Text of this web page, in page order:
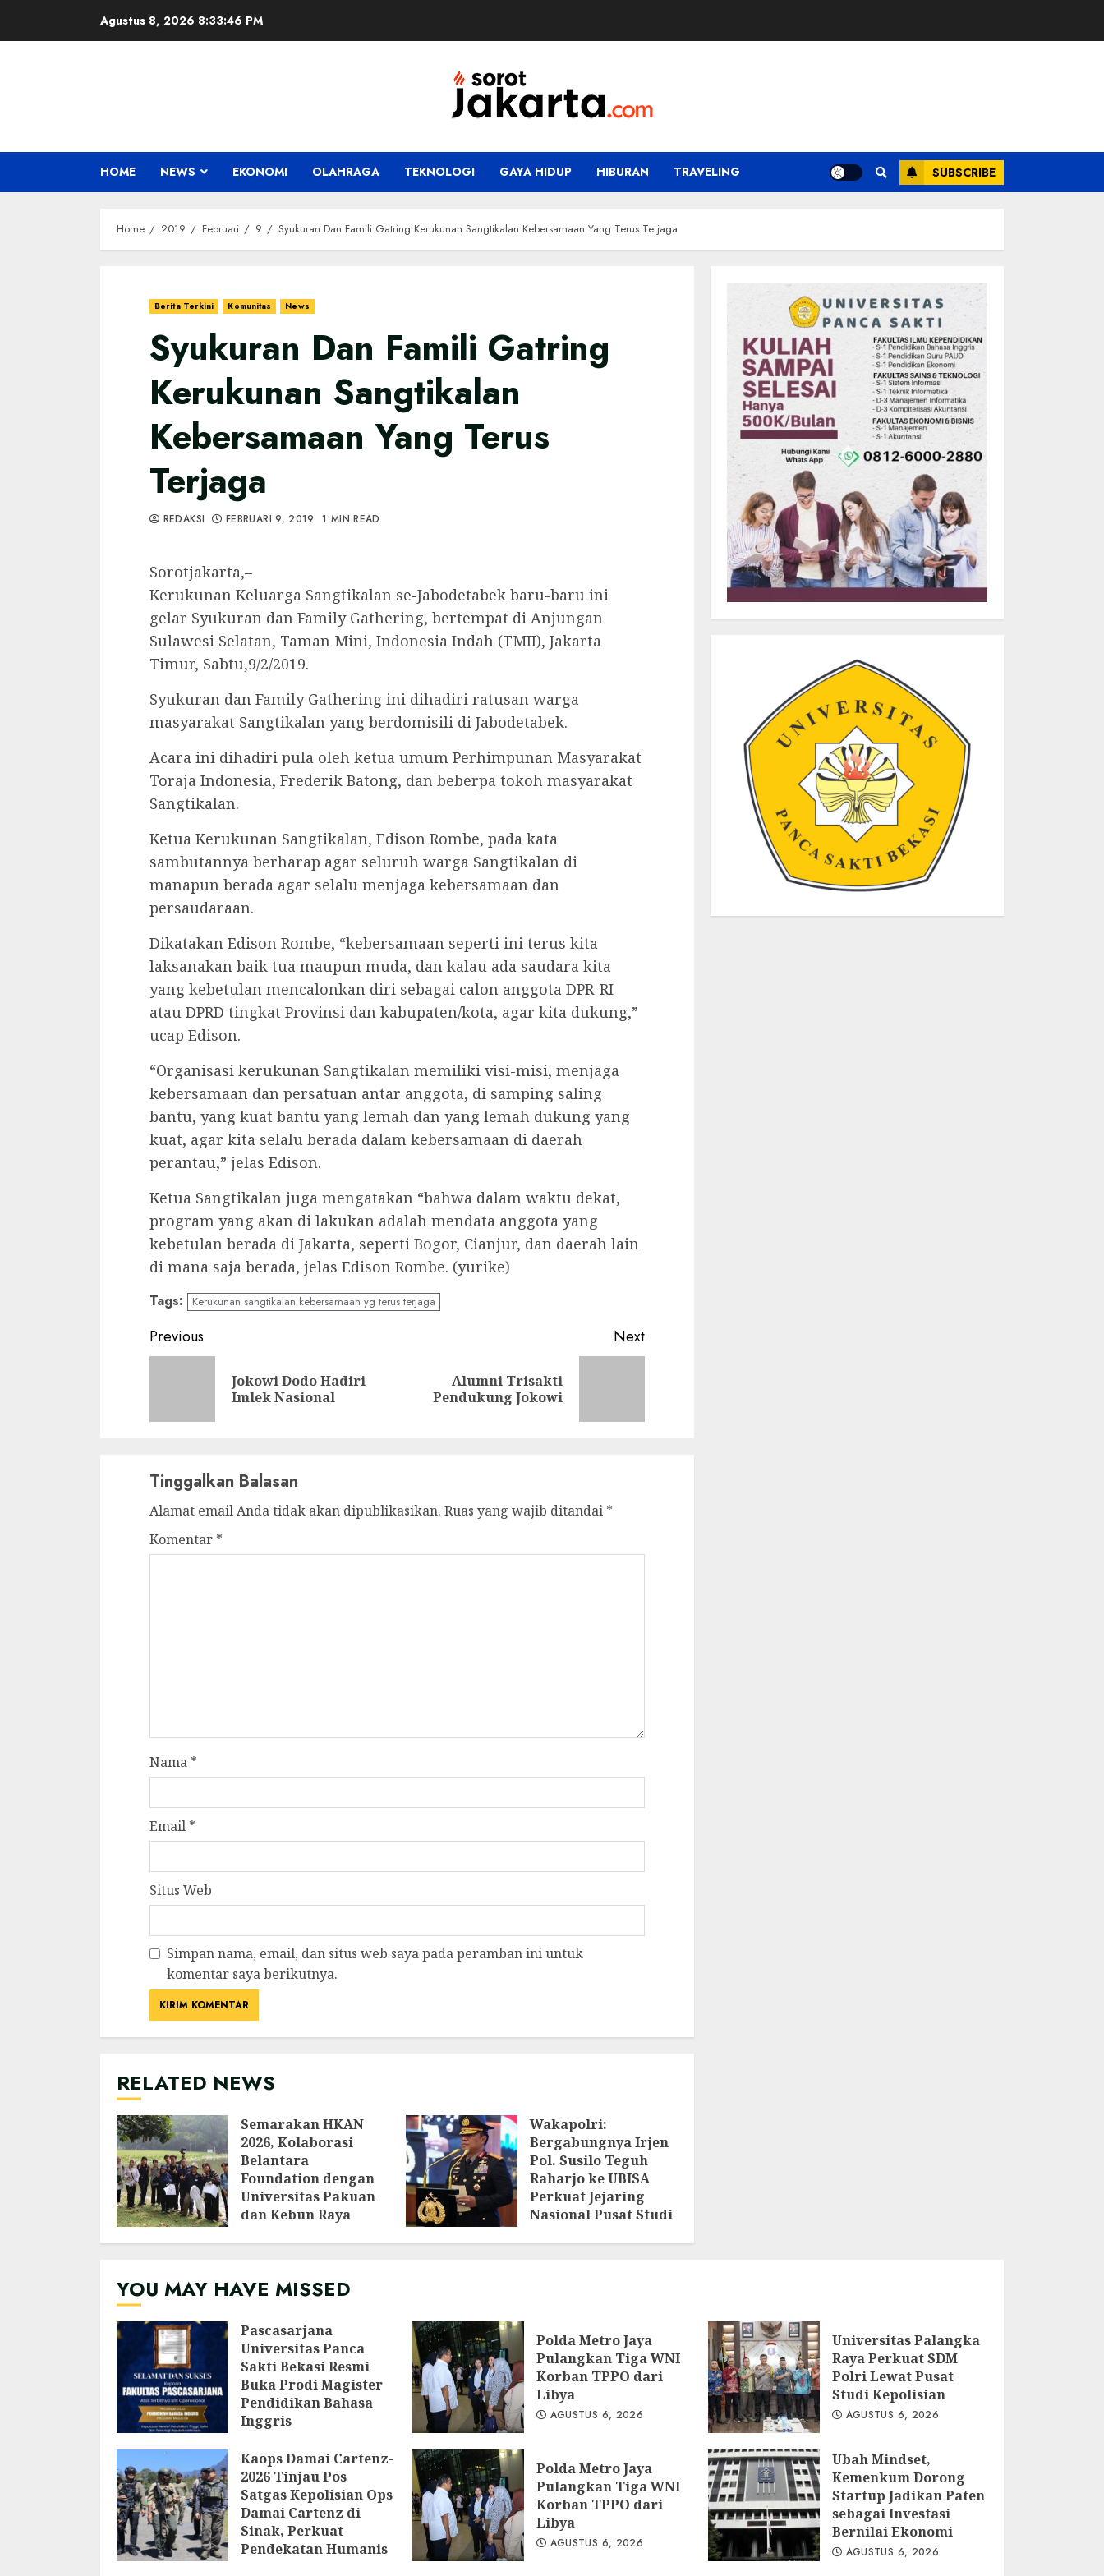
Agustus 8, 2026 8:33:47 PM
HOME NEWS EKONOMI OLAHRAGA TEKNOLOGI GAYA HIDUP HIBURAN TRAVELING SUBSCRIBE
Home 2019 Februari 9 Syukuran Dan Famili Gatring Kerukunan Sangtikalan Kebersamaan Yang Terus Terjaga
Berita Terkini Komunitas News
Syukuran Dan Famili Gatring
Kerukunan Sangtikalan
Kebersamaan Yang Terus
Terjaga
REDAKSI FEBRUARI 9, 2019 1 MIN READ
Sorotjakarta,–
Kerukunan Keluarga Sangtikalan se-Jabodetabek baru-baru ini
gelar Syukuran dan Family Gathering, bertempat di Anjungan
Sulawesi Selatan, Taman Mini, Indonesia Indah (TMII), Jakarta
Timur, Sabtu,9/2/2019.
Syukuran dan Family Gathering ini dihadiri ratusan warga
masyarakat Sangtikalan yang berdomisili di Jabodetabek.
Acara ini dihadiri pula oleh ketua umum Perhimpunan Masyarakat
Toraja Indonesia, Frederik Batong, dan beberpa tokoh masyarakat
Sangtikalan.
Ketua Kerukunan Sangtikalan, Edison Rombe, pada kata
sambutannya berharap agar seluruh warga Sangtikalan di
manapun berada agar selalu menjaga kebersamaan dan
persaudaraan.
Dikatakan Edison Rombe, “kebersamaan seperti ini terus kita
laksanakan baik tua maupun muda, dan kalau ada saudara kita
yang kebetulan mencalonkan diri sebagai calon anggota DPR-RI
atau DPRD tingkat Provinsi dan kabupaten/kota, agar kita dukung,”
ucap Edison.
“Organisasi kerukunan Sangtikalan memiliki visi-misi, menjaga
kebersamaan dan persatuan antar anggota, di samping saling
bantu, yang kuat bantu yang lemah dan yang lemah dukung yang
kuat, agar kita selalu berada dalam kebersamaan di daerah
perantau,” jelas Edison.
Ketua Sangtikalan juga mengatakan “bahwa dalam waktu dekat,
program yang akan di lakukan adalah mendata anggota yang
kebetulan berada di Jakarta, seperti Bogor, Cianjur, dan daerah lain
di mana saja berada, jelas Edison Rombe. (yurike)
Tags: Kerukunan sangtikalan kebersamaan yg terus terjaga
Continue
Reading
Previous
Previous
Jokowi Dodo Hadiri
Imlek Nasional
Next
Alumni Trisakti
Pendukung Jokowi
Tinggalkan Balasan
Alamat email Anda tidak akan dipublikasikan. Ruas yang wajib ditandai *
Komentar *
Nama *
Email *
Situs Web
Simpan nama, email, dan situs web saya pada peramban ini untuk
komentar saya berikutnya.
RELATED NEWS
Semarakan HKAN
2026, Kolaborasi
Belantara
Foundation dengan
Universitas Pakuan
dan Kebun Raya
Pendataan Fauna-
Bogor
AGUSTUS 3, 2026
Wakapolri:
Bergabungnya Irjen
Pol. Susilo Teguh
Raharjo ke UBISA
Perkuat Jejaring
Nasional Pusat Studi
YOU MAY HAVE MISSED
Pascasarjana
Universitas Panca
Sakti Bekasi Resmi
Buka Prodi Magister
Pendidikan Bahasa
Inggris
Polda Metro Jaya
Pulangkan Tiga WNI
Korban TPPO dari
Libya
AGUSTUS 6, 2026
Universitas Palangka
Raya Perkuat SDM
Polri Lewat Pusat
Studi Kepolisian
AGUSTUS 6, 2026
Kaops Damai Cartenz-
2026 Tinjau Pos
Satgas Kepolisian Ops
Damai Cartenz di
Sinak, Perkuat
Pendekatan Humanis
Polda Metro Jaya
Pulangkan Tiga WNI
Korban TPPO dari
Libya
AGUSTUS 6, 2026
Ubah Mindset,
Kemenkum Dorong
Startup Jadikan Paten
sebagai Investasi
Bernilai Ekonomi
AGUSTUS 6, 2026